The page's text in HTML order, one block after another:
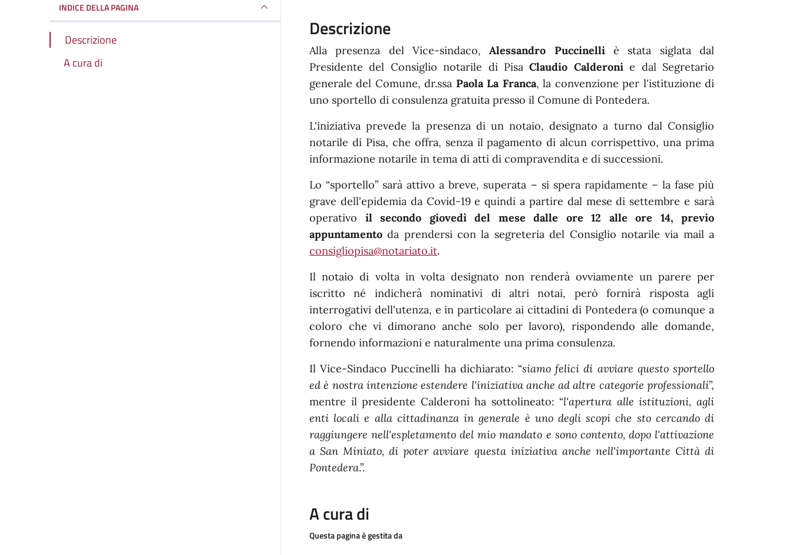
INDICE DELLA PAGINA
Descrizione
A cura di
Descrizione
Alla presenza del Vice-sindaco,Alessandro Puccinelliè stata siglata dal
Presidente del Consiglio notarile di PisaClaudio Calderonie dal Segretario
generale del Comune, dr.ssa Paola La Franca, la convenzione per l'istituzione di
uno sportello di consulenza gratuita presso il Comune di Pontedera.
L'iniziativa prevede la presenza di un notaio, designato a turno dal Consiglio
notarile di Pisa, che offra, senza il pagamento di alcun corrispettivo, una prima
informazione notarile in tema di atti di compravendita e di successioni.
Lo “sportello” sarà attivo a breve, superata – si spera rapidamente – la fase più
grave dell'epidemia da Covid-19 e quindi a partire dal mese di settembre e sarà
operativo il secondo giovedì del mese dalle ore 12 alle ore 14, previo
appuntamento da prendersi con la segreteria del Consiglio notarile via mail a
consigliopisa@notariato.it.
Il notaio di volta in volta designato non renderà ovviamente un parere per
iscritto né indicherà nominativi di altri notai, però fornirà risposta agli
interrogativi dell'utenza, e in particolare ai cittadini di Pontedera (o comunque a
coloro che vi dimorano anche solo per lavoro), rispondendo alle domande,
fornendo informazioni e naturalmente una prima consulenza.
Il Vice-Sindaco Puccinelli ha dichiarato: “siamo felici di avviare questo sportello
ed è nostra intenzione estendere l'iniziativa anche ad altre categorie professionali”,
mentre il presidente Calderoni ha sottolineato: “l'apertura alle istituzioni, agli
enti locali e alla cittadinanza in generale è uno degli scopi che sto cercando di
raggiungere nell'espletamento del mio mandato e sono contento, dopo l'attivazione
a San Miniato, di poter avviare questa iniziativa anche nell'importante Città di
Pontedera.”.
A cura di
Questa pagina è gestita da